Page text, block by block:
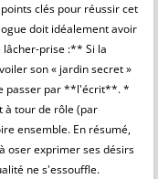
clés pour réussir cet
doit idéalement avoir
prise :** Si la
son « jardin secret »
passer par **l'écrit**. *
tour de rôle (par
ensemble. En résumé,
oser exprimer ses désirs
ne s'essouffle.